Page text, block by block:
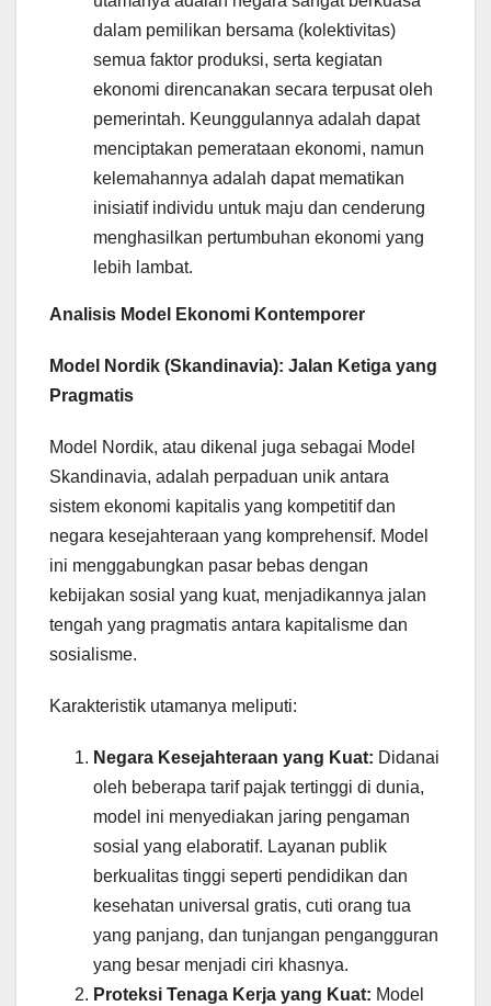
dalam pemilikan bersama (kolektivitas)
semua faktor produksi, serta kegiatan
ekonomi direncanakan secara terpusat oleh
pemerintah. Keunggulannya adalah dapat
menciptakan pemerataan ekonomi, namun
kelemahannya adalah dapat mematikan
inisiatif individu untuk maju dan cenderung
menghasilkan pertumbuhan ekonomi yang
lebih lambat.
Analisis Model Ekonomi Kontemporer
Model Nordik (Skandinavia): Jalan Ketiga yang
Pragmatis
Model Nordik, atau dikenal juga sebagai Model
Skandinavia, adalah perpaduan unik antara
sistem ekonomi kapitalis yang kompetitif dan
negara kesejahteraan yang komprehensif. Model
ini menggabungkan pasar bebas dengan
kebijakan sosial yang kuat, menjadikannya jalan
tengah yang pragmatis antara kapitalisme dan
sosialisme.
Karakteristik utamanya meliputi:
Negara Kesejahteraan yang Kuat: Didanai
oleh beberapa tarif pajak tertinggi di dunia,
model ini menyediakan jaring pengaman
sosial yang elaboratif. Layanan publik
berkualitas tinggi seperti pendidikan dan
kesehatan universal gratis, cuti orang tua
yang panjang, dan tunjangan pengangguran
yang besar menjadi ciri khasnya.
Proteksi Tenaga Kerja yang Kuat: Model